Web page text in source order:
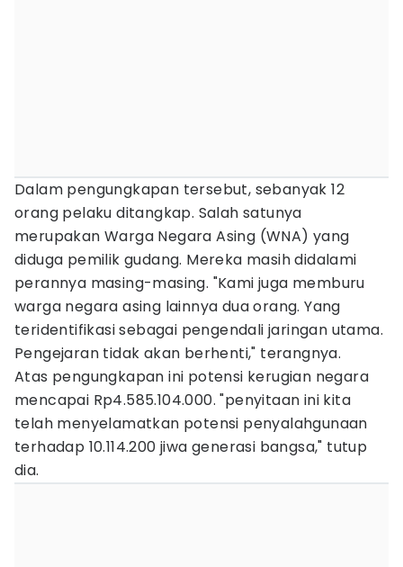
Dalam pengungkapan tersebut, sebanyak 12
orang pelaku ditangkap. Salah satunya
merupakan Warga Negara Asing (WNA) yang
diduga pemilik gudang. Mereka masih didalami
perannya masing-masing. "Kami juga memburu
warga negara asing lainnya dua orang. Yang
teridentifikasi sebagai pengendali jaringan utama.
Pengejaran tidak akan berhenti," terangnya.
Atas pengungkapan ini potensi kerugian negara
mencapai Rp4.585.104.000. "penyitaan ini kita
telah menyelamatkan potensi penyalahgunaan
terhadap 10.114.200 jiwa generasi bangsa," tutup
dia.